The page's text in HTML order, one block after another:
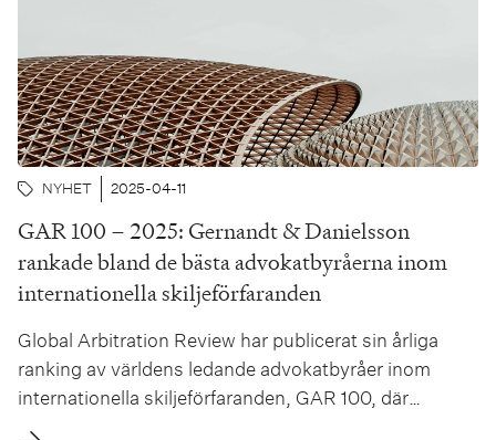
NYHET 2025-04-11
GAR 100 – 2025: Gernandt & Danielsson
rankade bland de bästa advokatbyråerna inom
internationella skiljeförfaranden
Global Arbitration Review har publicerat sin årliga
ranking av världens ledande advokatbyråer inom
internationella skiljeförfaranden, GAR 100, där
Gernandt & Danielsson inkluderas. GAR 100 är en